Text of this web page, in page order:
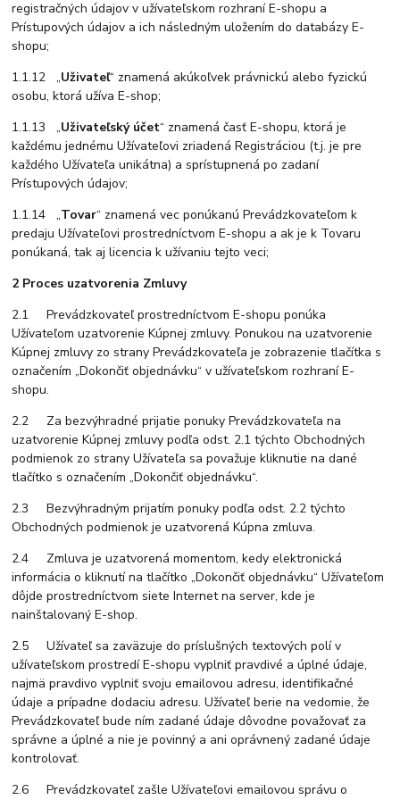
registračných údajov v užívateľskom rozhraní E-shopu a
Prístupových údajov a ich následným uložením do databázy E-
shopu;
1.1.12 „Uživateľ“ znamená akúkoľvek právnickú alebo fyzickú
osobu, ktorá užíva E-shop;
1.1.13 „Uživateľský účet“ znamená časť E-shopu, ktorá je
každému jednému Užívateľovi zriadená Registráciou (t.j. je pre
každého Užívateľa unikátna) a sprístupnená po zadaní
Prístupových údajov;
1.1.14 „Tovar“ znamená vec ponúkanú Prevádzkovateľom k
predaju Užívateľovi prostredníctvom E-shopu a ak je k Tovaru
ponúkaná, tak aj licencia k užívaniu tejto veci;
2 Proces uzatvorenia Zmluvy
2.1 Prevádzkovateľ prostredníctvom E-shopu ponúka
Užívateľom uzatvorenie Kúpnej zmluvy. Ponukou na uzatvorenie
Kúpnej zmluvy zo strany Prevádzkovateľa je zobrazenie tlačítka s
označením „Dokončiť objednávku“ v užívateľskom rozhraní E-
shopu.
2.2 Za bezvýhradné prijatie ponuky Prevádzkovateľa na
uzatvorenie Kúpnej zmluvy podľa odst. 2.1 týchto Obchodných
podmienok zo strany Užívateľa sa považuje kliknutie na dané
tlačítko s označením „Dokončiť objednávku“.
2.3 Bezvýhradným prijatím ponuky podľa odst. 2.2 týchto
Obchodných podmienok je uzatvorená Kúpna zmluva.
2.4 Zmluva je uzatvorená momentom, kedy elektronická
informácia o kliknutí na tlačítko „Dokončiť objednávku“ Užívateľom
dôjde prostredníctvom siete Internet na server, kde je
nainštalovaný E-shop.
2.5 Užívateľ sa zaväzuje do príslušných textových polí v
užívateľskom prostredí E-shopu vyplniť pravdivé a úplné údaje,
najmä pravdivo vyplniť svoju emailovou adresu, identifikačné
údaje a prípadne dodaciu adresu. Užívateľ berie na vedomie, že
Prevádzkovateľ bude ním zadané údaje dôvodne považovať za
správne a úplné a nie je povinný a ani oprávnený zadané údaje
kontrolovať.
2.6 Prevádzkovateľ zašle Užívateľovi emailovou správu o